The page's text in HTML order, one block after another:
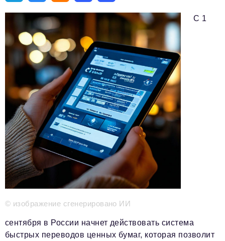
Мероприятия
Авторские материалы
Видео
Телефон редакции:+7 495 727-01-67
Электронные почты редакции:
Информационный отдел
info@business-magazine.online
Отдел рекламы
reklama@business-magazine.online
Отдел распространения/редакционная подписка
podpiska@business-magazine.online
Отдел по работе с партнерами
© изображение сгенерировано ИИ
С 1
сентября в России начнет действовать система
быстрых переводов ценных бумаг, которая позволит